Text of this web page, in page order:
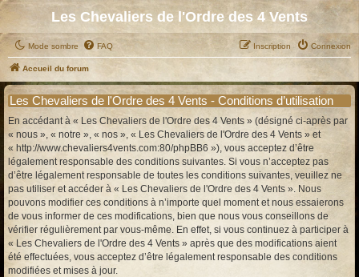
Les Chevaliers de l'Ordre des 4 Vents
Mode sombre FAQ Connexion
Inscription
Accueil du forum
Les Chevaliers de l'Ordre des 4 Vents - Conditions d’utilisation
En accédant à « Les Chevaliers de l'Ordre des 4 Vents » (désigné ci-après par
« nous », « notre », « nos », « Les Chevaliers de l'Ordre des 4 Vents » et
« http://www.chevaliers4vents.com:80/phpBB6 »), vous acceptez d’être
légalement responsable des conditions suivantes. Si vous n’acceptez pas
d’être légalement responsable de toutes les conditions suivantes, veuillez ne
pas utiliser et accéder à « Les Chevaliers de l'Ordre des 4 Vents ». Nous
pouvons modifier ces conditions à n’importe quel moment et nous essaierons
de vous informer de ces modifications, bien que nous vous conseillons de
vérifier régulièrement par vous-même. En effet, si vous continuez à participer à
« Les Chevaliers de l'Ordre des 4 Vents » après que des modifications aient
été effectuées, vous acceptez d’être légalement responsable des conditions
modifiées et mises à jour.